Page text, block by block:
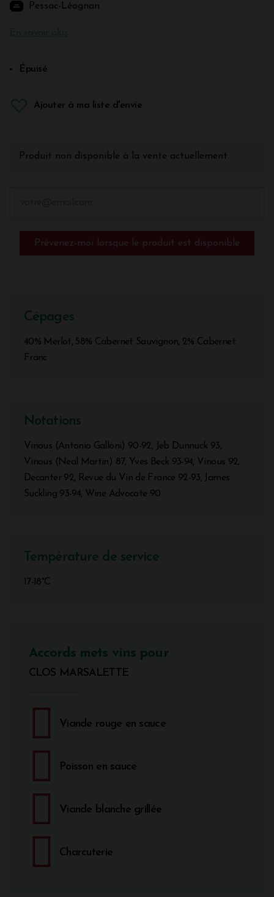
Pessac-Léognan
Épuisé
Ajouter à ma liste d'envie
Produit non disponible à la vente actuellement.
Prévenez-moi lorsque le produit est disponible
Cépages
40% Merlot, 58% Cabernet Sauvignon, 2% Cabernet
Franc
Notations
Vinous (Antonio Galloni) 90-92, Jeb Dunnuck 93,
Vinous (Neal Martin) 87, Yves Beck 93-94, Vinous 92,
Decanter 92, Revue du Vin de France 92-93, James
Suckling 93-94, Wine Advocate 90
Température de service
17-18°C
Accords mets vins pour
CLOS MARSALETTE
Viande rouge en sauce
Poisson en sauce
Viande blanche grillée
Charcuterie